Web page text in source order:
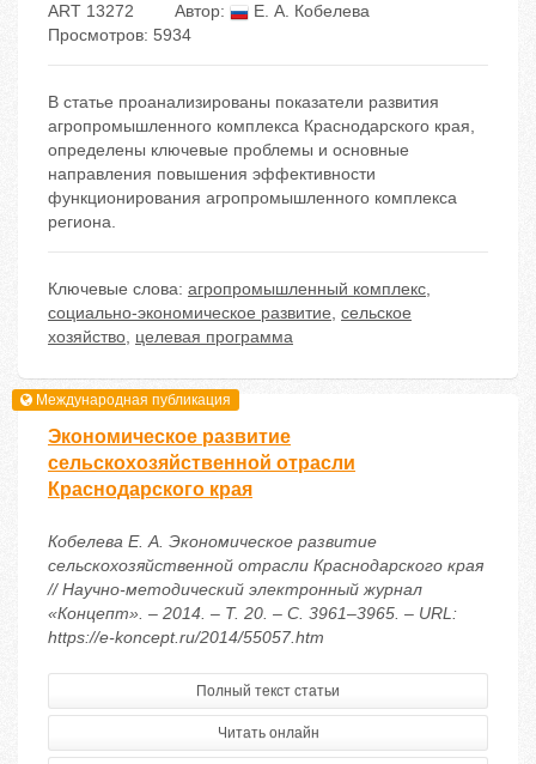
ART 13272 Автор:
Е. А. Кобелева
Просмотров: 5934
В статье проанализированы показатели развития
агропромышленного комплекса Краснодарского края,
определены ключевые проблемы и основные
направления повышения эффективности
функционирования агропромышленного комплекса
региона.
Ключевые слова: агропромышленный комплекс,
социально-экономическое развитие, сельское
хозяйство, целевая программа
Международная публикация
Экономическое развитие
сельскохозяйственной отрасли
Краснодарского края
Кобелева Е. А. Экономическое развитие
сельскохозяйственной отрасли Краснодарского края
// Научно-методический электронный журнал
«Концепт». – 2014. – Т. 20. – С. 3961–3965. – URL:
https://e-koncept.ru/2014/55057.htm
Полный текст статьи
Читать онлайн